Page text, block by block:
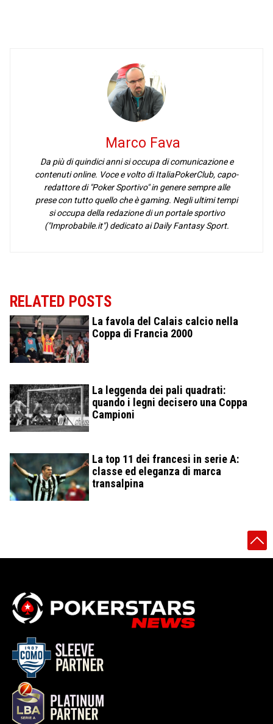
Marco Fava
Da più di quindici anni si occupa di comunicazione e
contenuti online. Voce e volto di ItaliaPokerClub, capo-
redattore di "Poker Sportivo" in genere sempre alle
prese con tutto quello che è gaming. Negli ultimi tempi
si occupa della redazione di un portale sportivo
("Improbabile.it") dedicato ai Daily Fantasy Sport.
RELATED POSTS
La favola del Calais calcio nella
Coppa di Francia 2000
La leggenda dei pali quadrati:
quando i legni decisero una Coppa
Campioni
La top 11 dei francesi in serie A:
classe ed eleganza di marca
transalpina